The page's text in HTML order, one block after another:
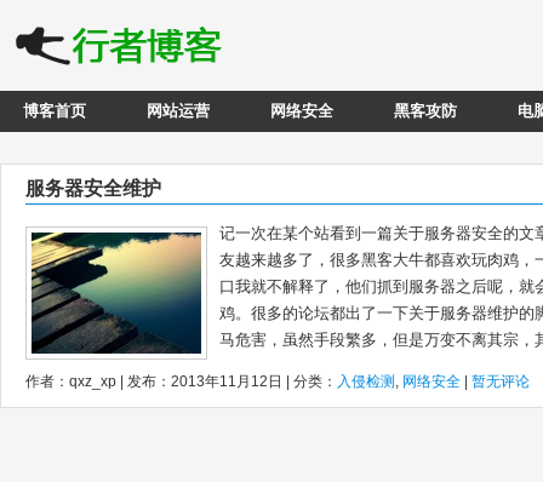
博客首页 网站运营 网络安全 黑客攻防 电
服务器安全维护
记一次在某个站看到一篇关于服务器安全的
友越来越多了，很多黑客大牛都喜欢玩肉鸡
口我就不解释了，他们抓到服务器之后呢，
鸡。很多的论坛都出了一下关于服务器维
马危害，虽然手段繁多，但是万变不离其宗，
作者：qxz_xp | 发布：2013年11月12日 | 分类： 入侵检测 , 网络安全 暂无评论